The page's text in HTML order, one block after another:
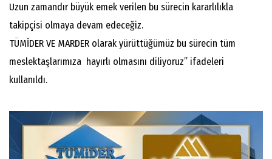
Uzun zamandır büyük emek verilen bu sürecin kararlılıkla
takipçisi olmaya devam edeceğiz.
TÜMİDER VE MARDER olarak yürüttüğümüz bu sürecin tüm
meslektaşlarımıza hayırlı olmasını diliyoruz” ifadeleri
kullanıldı.